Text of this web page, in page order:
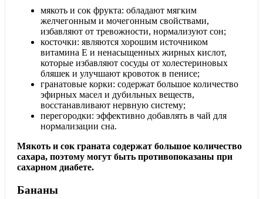
мякоть и сок фрукта: обладают мягким
желчегонным и мочегонным свойствами,
избавляют от тревожности, нормализуют сон;
косточки: являются хорошим источником
витамина Е и ненасыщенных жирных кислот,
которые избавляют сосуды от холестериновых
бляшек и улучшают кровоток в пенисе;
гранатовые корки: содержат большое количество
эфирных масел и дубильных веществ,
восстанавливают нервную систему;
перегородки: эффективно добавлять в чай для
нормализации сна.
Мякоть и сок граната содержат большое количество
сахара, поэтому могут быть противопоказаны при
сахарном диабете.
Бананы